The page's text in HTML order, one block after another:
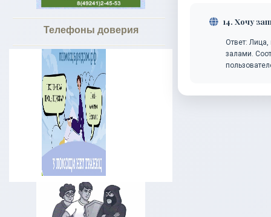
Телефоны доверия
14. Хочу
Ответ: Лица,
залами.